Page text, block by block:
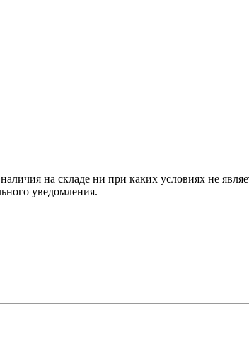
на складе ни при каких условиях не
уведомления.